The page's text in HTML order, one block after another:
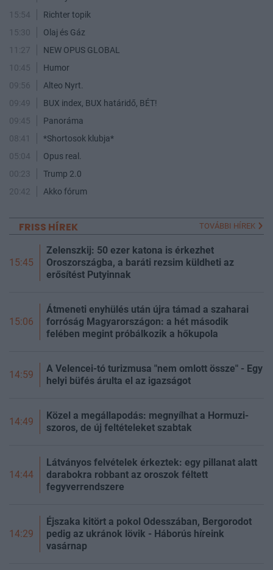
15:54
Richter topik
15:30
Olaj és Gáz
11:27
NEW OPUS GLOBAL
10:45
Humor
09:56
Alteo Nyrt.
09:49
BUX index, BUX határidő, BÉT!
09:45
Panoráma
08:41
*Shortosok klubja*
05:04
Opus real.
00:23
Trump 2.0
20:42
Akko fórum
FRISS HÍREK TOVÁBBI HÍREK
15:45
Zelenszkij: 50 ezer katona is érkezhet
Oroszországba, a baráti rezsim küldheti az
erősítést Putyinnak
15:06
Átmeneti enyhülés után újra támad a szaharai
forróság Magyarországon: a hét második
felében megint próbálkozik a hőkupola
14:59
A Velencei-tó turizmusa "nem omlott össze" - Egy
helyi büfés árulta el az igazságot
14:49
Közel a megállapodás: megnyílhat a Hormuzi-
szoros, de új feltételeket szabtak
14:44
Látványos felvételek érkeztek: egy pillanat alatt
darabokra robbant az oroszok féltett
fegyverrendszere
14:29
Éjszaka kitört a pokol Odesszában, Bergorodot
pedig az ukránok lövik - Háborús híreink
vasárnap